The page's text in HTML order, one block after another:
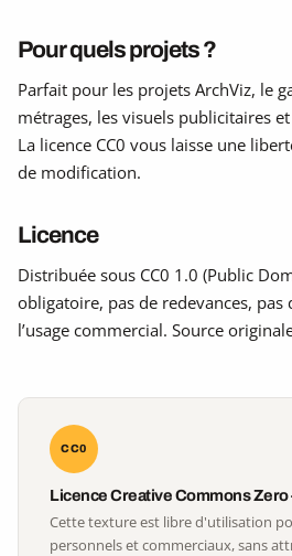
Pour quels projets ?
Parfait pour les projets ArchViz, le
métrages, les visuels publicitaires
La licence CC0 vous laisse une
de modification.
Licence
Distribuée sous CC0 1.0 (Public
obligatoire, pas de redevances,
l’usage commercial. Source
CC0
Licence Creative Commons
Cette texture est libre d'utilisation
personnels et commerciaux, sans